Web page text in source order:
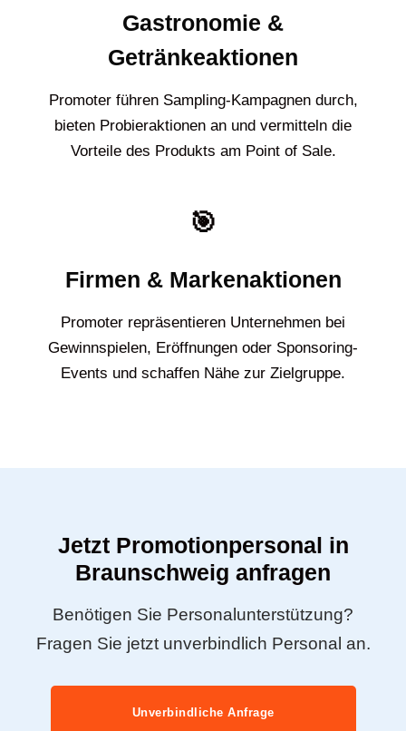
Gastronomie &
Getränkeaktionen
Promoter führen Sampling-Kampagnen durch,
bieten Probieraktionen an und vermitteln die
Vorteile des Produkts am Point of Sale.
🎯
Firmen & Markenaktionen
Promoter repräsentieren Unternehmen bei
Gewinnspielen, Eröffnungen oder Sponsoring-
Events und schaffen Nähe zur Zielgruppe.
Jetzt Promotionpersonal in
Braunschweig anfragen
Benötigen Sie Personalunterstützung?
Fragen Sie jetzt unverbindlich Personal an.
Unverbindliche Anfrage